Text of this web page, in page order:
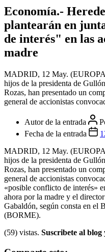
Economía.-
plantearán en
de interés" en las
madre
MADRID, 12 May.
hijos de la presidenta de
Rozas, han presentado un
general de accionistas
Autor de la entrada
Fecha de la entrada
MADRID, 12 May.
hijos de la presidenta de
Rozas, han presentado un
general de accionistas
«posible conflicto de interés»
ahora por la madre y el
Gabaldón, según consta en el
(BORME).
(59) vistas. Suscribete al blog